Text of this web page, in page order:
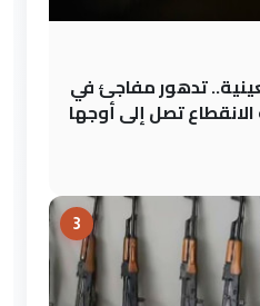
تدهور مفاجئ في
تصل إلى أوجها
3